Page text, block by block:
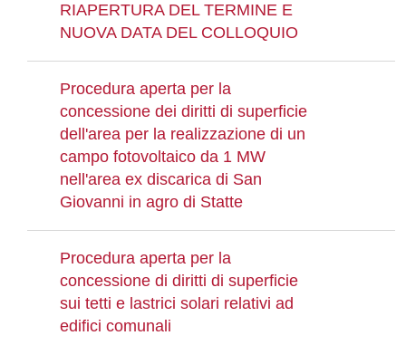
RIAPERTURA DEL TERMINE E
NUOVA DATA DEL COLLOQUIO
Procedura aperta per la
concessione dei diritti di superficie
dell'area per la realizzazione di un
campo fotovoltaico da 1 MW
nell'area ex discarica di San
Giovanni in agro di Statte
Procedura aperta per la
concessione di diritti di superficie
sui tetti e lastrici solari relativi ad
edifici comunali